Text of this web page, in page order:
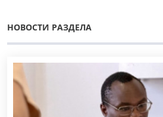
НОВОСТИ РАЗДЕЛА